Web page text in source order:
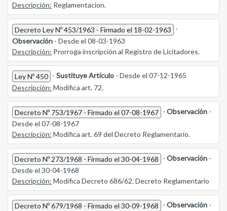
Descripción: Reglamentacion.
Decreto Ley Nº 453/1963 - Firmado el 18-02-1963 -
Observación - Desde el 08-03-1963
Descripción: Prorroga inscripción al Registro de Licitadores.
Ley Nº 450 - Sustituye Artículo - Desde el 07-12-1965
Descripción: Modifica art. 72.
Decreto Nº 753/1967 - Firmado el 07-08-1967 - Observación -
Desde el 07-08-1967
Descripción: Modifica art. 69 del Decreto Reglamentario.
Decreto Nº 273/1968 - Firmado el 30-04-1968 - Observación -
Desde el 30-04-1968
Descripción: Modifica Decreto 686/62. Decreto Reglamentario
Decreto Nº 679/1968 - Firmado el 30-09-1968 - Observación -